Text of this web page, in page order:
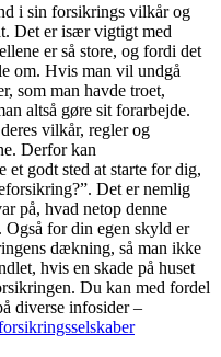
i sin forsikrings vilkår og
Det er især vigtigt med
er så store, og fordi det
om. Hvis man vil undgå
som man havde troet,
altså gøre sit forarbejde.
vilkår, regler og
Derfor kan
et godt sted at starte for dig,
Det er nemlig
på, hvad netop denne
for din egen skyld er
dækning, så man ikke
hvis en skade på huset
Du kan med fordel
diverse infosider –